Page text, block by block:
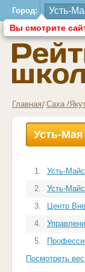
Город:
Вы смотрите
Главная Саха /
Усть-
1.
Усть-
2.
Усть-
3.
Центр
4.
5.
Посмотреть